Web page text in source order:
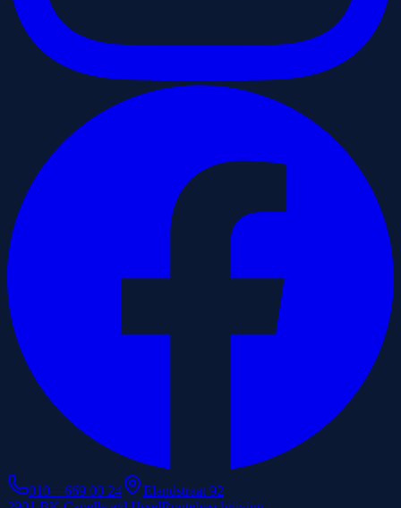
010 – 669 00 24
Elandstraat 92